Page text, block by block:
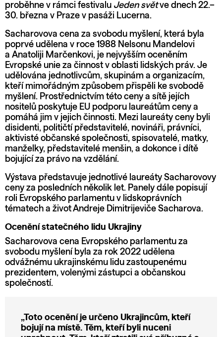
proběhne v rámci festivalu Jeden světve dnech 22.–
30. března v Praze v pasáži Lucerna.
Sacharovova cena za svobodu myšlení, která byla
poprvé udělena v roce 1988 Nelsonu Mandelovi
a Anatoliji Marčenkovi, je nejvyšším oceněním
Evropské unie za činnost v oblasti lidských práv. Je
udělována jednotlivcům, skupinám a organizacím,
kteří mimořádným způsobem přispěli ke svobodě
myšlení. Prostřednictvím této ceny a sítě jejích
nositelů poskytuje EU podporu laureátům ceny a
pomáhá jim v jejich činnosti. Mezi laureáty ceny byli
disidenti, političtí představitelé, novináři, právníci,
aktivisté občanské společnosti, spisovatelé, matky,
manželky, představitelé menšin, a dokonce i dítě
bojující za právo na vzdělání.
Výstava představuje jednotlivé laureáty Sacharovovy
ceny za posledních několik let. Panely dále popisují
roli Evropského parlamentu v lidskoprávních
tématech a život Andreje Dimitrijeviče Sacharova.
Ocenění statečného lidu Ukrajiny
Sacharovova cena Evropského parlamentu za
svobodu myšlení byla za rok 2022 udělena
odvážnému ukrajinskému lidu zastoupenému
prezidentem, volenými zástupci a občanskou
společností.
„Toto ocenění je určeno Ukrajincům, kteří
bojují na místě. Těm, kteří byli nuceni